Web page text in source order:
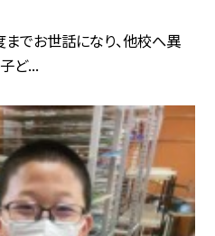
でお世話になり、他校へ異
ど...